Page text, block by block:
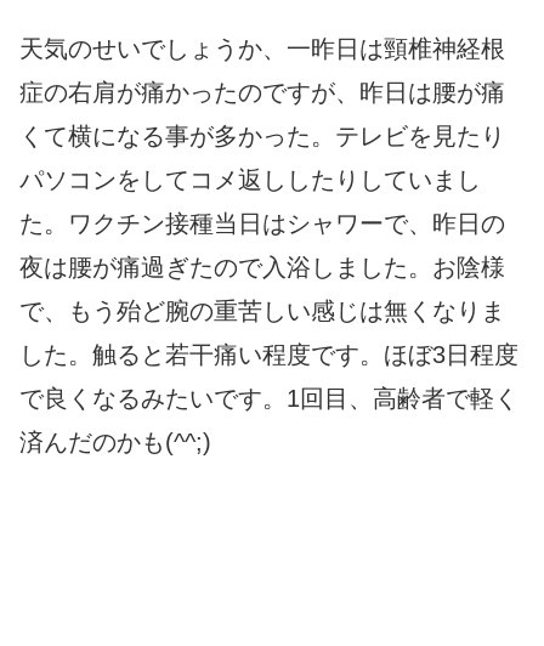
天気のせいでしょうか、一昨日は頸椎神経根
症の右肩が痛かったのですが、昨日は腰が痛
くて横になる事が多かった。テレビを見たり
パソコンをしてコメ返ししたりしていまし
た。ワクチン接種当日はシャワーで、昨日の
夜は腰が痛過ぎたので入浴しました。お陰様
で、もう殆ど腕の重苦しい感じは無くなりま
した。触ると若干痛い程度です。ほぼ3日程度
で良くなるみたいです。1回目、高齢者で軽く
済んだのかも(^^;)